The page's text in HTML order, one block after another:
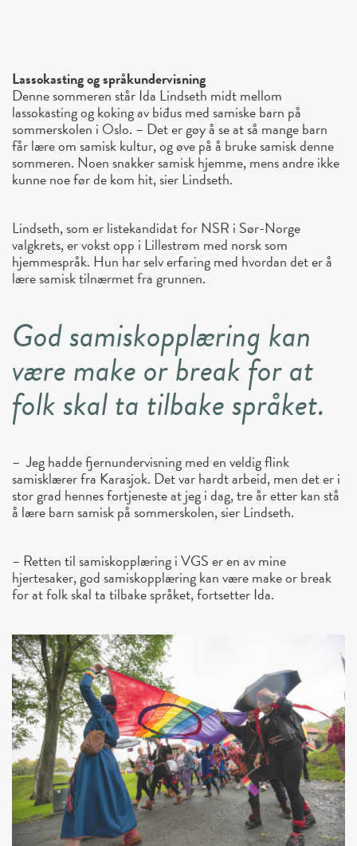
Lassokasting og språkundervisning
Denne sommeren står Ida Lindseth midt mellom
lassokasting og koking av biđus med samiske barn på
sommerskolen i Oslo. – Det er gøy å se at så mange barn
får lære om samisk kultur, og øve på å bruke samisk denne
sommeren. Noen snakker samisk hjemme, mens andre ikke
kunne noe før de kom hit, sier Lindseth.
Lindseth, som er listekandidat for NSR i Sør-Norge
valgkrets, er vokst opp i Lillestrøm med norsk som
hjemmespråk. Hun har selv erfaring med hvordan det er å
lære samisk tilnærmet fra grunnen.
God samiskopplæring kan
være make or break for at
folk skal ta tilbake språket.
– Jeg hadde fjernundervisning med en veldig flink
samisklærer fra Karasjok. Det var hardt arbeid, men det er i
stor grad hennes fortjeneste at jeg i dag, tre år etter kan stå
å lære barn samisk på sommerskolen, sier Lindseth.
– Retten til samiskopplæring i VGS er en av mine
hjertesaker, god samiskopplæring kan være make or break
for at folk skal ta tilbake språket, fortsetter Ida.